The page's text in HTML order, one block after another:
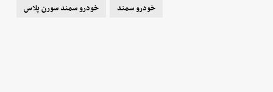
خودرو سمند
خودرو سمند سورن پلاس